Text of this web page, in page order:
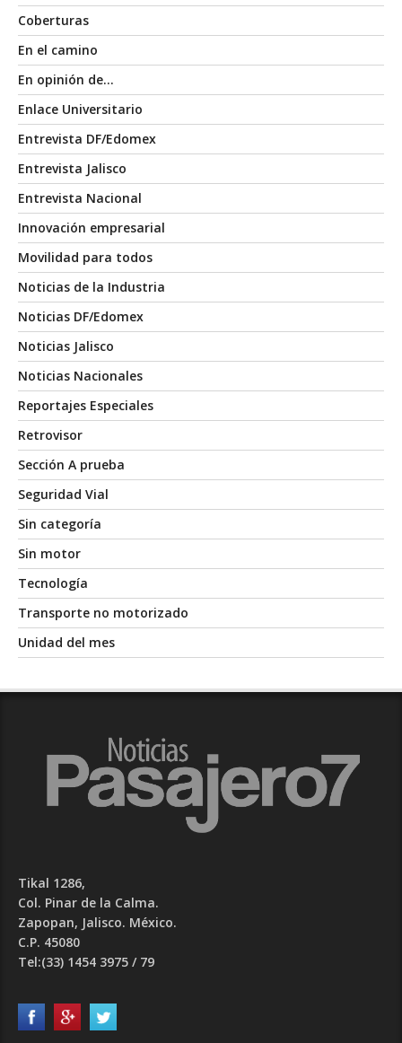
Coberturas
En el camino
En opinión de…
Enlace Universitario
Entrevista DF/Edomex
Entrevista Jalisco
Entrevista Nacional
Innovación empresarial
Movilidad para todos
Noticias de la Industria
Noticias DF/Edomex
Noticias Jalisco
Noticias Nacionales
Reportajes Especiales
Retrovisor
Sección A prueba
Seguridad Vial
Sin categoría
Sin motor
Tecnología
Transporte no motorizado
Unidad del mes
Tikal 1286,
Col. Pinar de la Calma.​
Zapopan, Jalisco. México.
C.P. 45080​
Tel:(33) 1454 3975 / 79